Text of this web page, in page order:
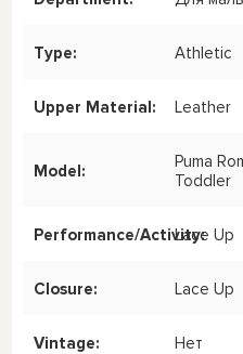
Type: Athletic
Upper Material: Leather
Model:
Puma
Toddler
Performance/Activity:Lace Up
Closure: Lace Up
Vintage: Нет